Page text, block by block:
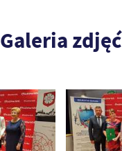
Galeria zdjęć